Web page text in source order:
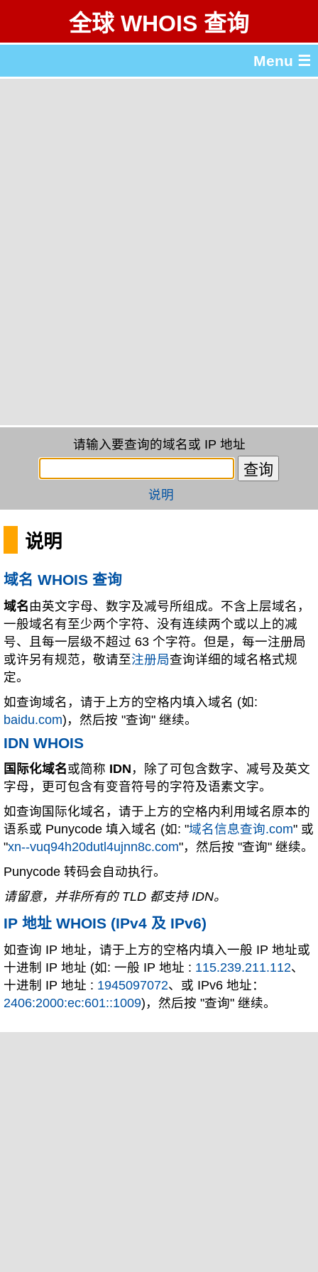
全球 WHOIS 查询
Menu ☰
请输入要查询的域名或 IP 地址
说明
说明
域名 WHOIS 查询
域名 由英文字母、数字及减号所组成。不含上层域名，
一般域名有至少两个字符、没有连续两个或以上的减
号、且每一层级不超过 63 个字符。但是，每一注册局
或许另有规范，敬请至注册局查询详细的域名格式规
定。
如查询域名，请于上方的空格内填入域名 (如:
baidu.com)，然后按 "查询" 继续。
IDN WHOIS
国际化域名或简称 IDN ，除了可包含数字、减号及英文
字母，更可包含有变音符号的字符及语素文字。
如查询国际化域名，请于上方的空格内利用域名原本的
语系或 Punycode 填入域名 (如: "域名信息查询.com" 或
"xn--vuq94h20dutl4ujnn8c.com"，然后按 "查询" 继续。
Punycode 转码会自动执行。
请留意，并非所有的 TLD 都支持 IDN。
IP 地址 WHOIS (IPv4 及 IPv6)
如查询 IP 地址，请于上方的空格内填入一般 IP 地址或
十进制 IP 地址 (如: 一般 IP 地址 : 115.239.211.112、
十进制 IP 地址 : 1945097072、或 IPv6 地址：
2406:2000:ec:601::1009)，然后按 "查询" 继续。